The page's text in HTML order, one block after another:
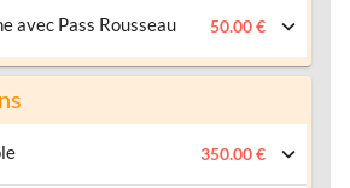
avec Pass Rousseau 50.00 €
350.00 €